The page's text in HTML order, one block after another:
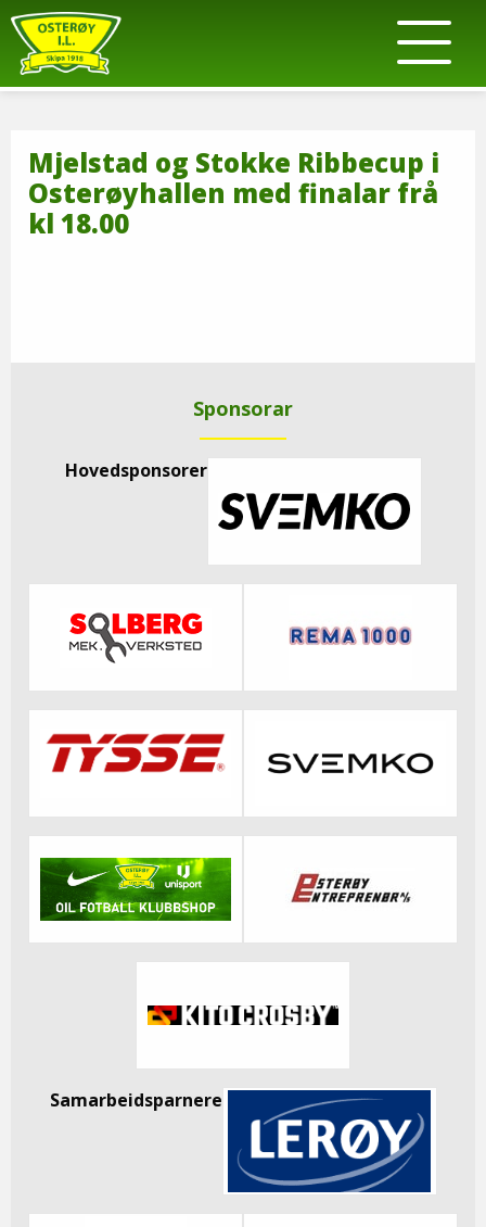
Mjelstad og Stokke Ribbecup i
Osterøyhallen med finalar frå
kl 18.00
Sponsorar
Hovedsponsorer
Samarbeidsparnere